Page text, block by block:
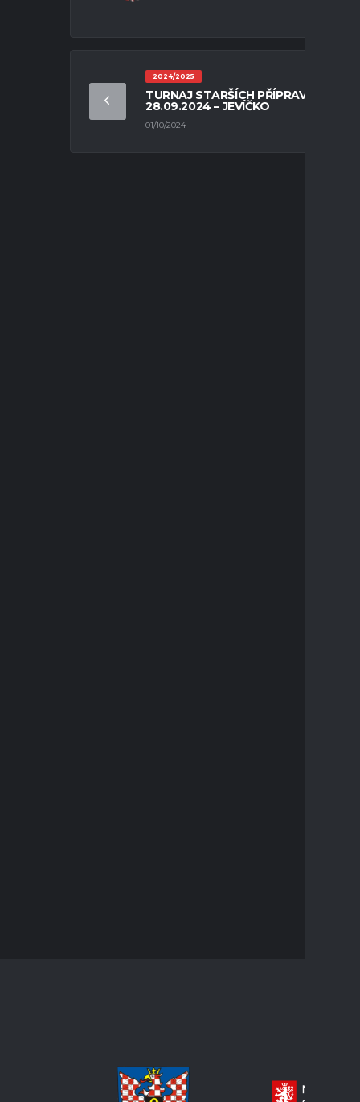
2024/2025
TURNAJ STARŠÍCH PŘÍPRAVEK U11 –
28.09.2024 – JEVÍČKO
01/10/2024